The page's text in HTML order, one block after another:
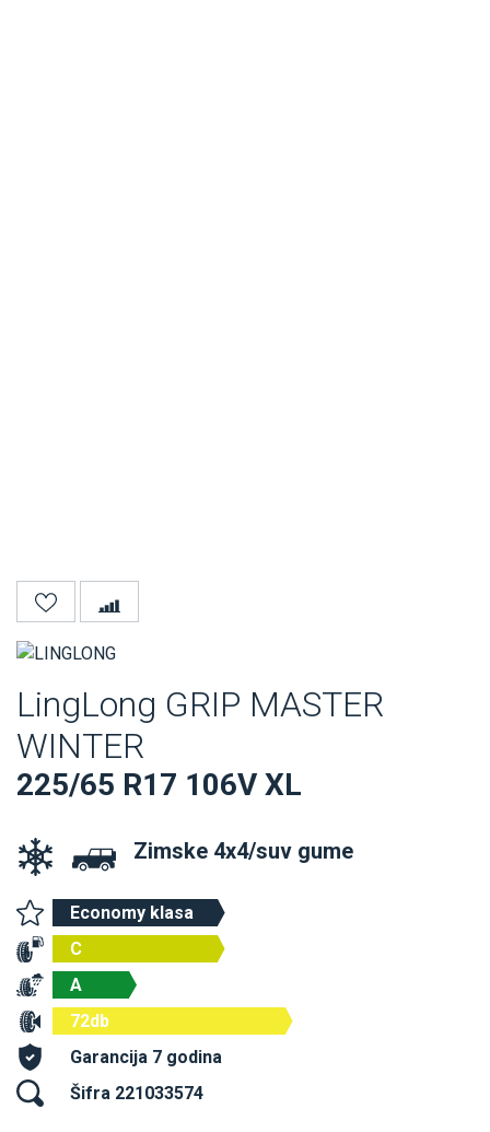
LingLong GRIP MASTER
WINTER
225/65 R17 106V XL
Zimske 4x4/suv gume
Economy klasa
C
A
72db
Garancija 7 godina
Šifra 221033574